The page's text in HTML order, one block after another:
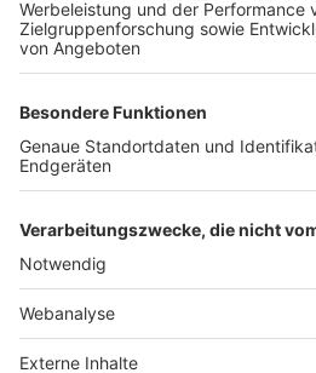
TOP-PARTNER
Nutzungsbedingungen Datenschutz